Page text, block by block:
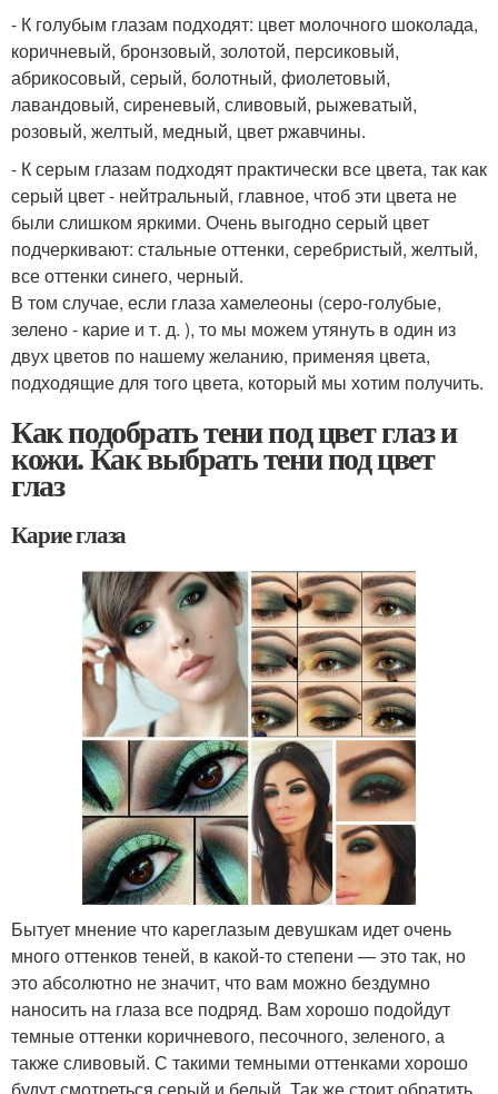
- К голубым глазам подходят: цвет молочного шоколада,
коричневый, бронзовый, золотой, персиковый,
абрикосовый, серый, болотный, фиолетовый,
лавандовый, сиреневый, сливовый, рыжеватый,
розовый, желтый, медный, цвет ржавчины.
- К серым глазам подходят практически все цвета, так как
серый цвет - нейтральный, главное, чтоб эти цвета не
были слишком яркими. Очень выгодно серый цвет
подчеркивают: стальные оттенки, серебристый, желтый,
все оттенки синего, черный.
В том случае, если глаза хамелеоны (серо-голубые,
зелено - карие и т. д. ), то мы можем утянуть в один из
двух цветов по нашему желанию, применяя цвета,
подходящие для того цвета, который мы хотим получить.
Как подобрать тени под цвет глаз и
кожи. Как выбрать тени под цвет
глаз
Карие глаза
Бытует мнение что кареглазым девушкам идет очень
много оттенков теней, в какой-то степени — это так, но
это абсолютно не значит, что вам можно бездумно
наносить на глаза все подряд. Вам хорошо подойдут
темные оттенки коричневого, песочного, зеленого, а
также сливовый. С такими темными оттенками хорошо